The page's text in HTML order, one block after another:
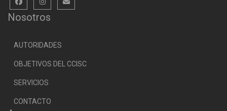
Nosotros
AUTORIDADES
OBJETIVOS DEL CCISC
SERVICIOS
CONTACTO